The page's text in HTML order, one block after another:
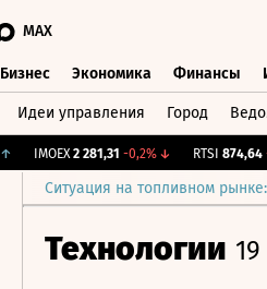
MAX
Бизнес Экономика Финансы
Идеи управления Город
IMOEX 2 281,31 -0,2%↓ RTSI 874,64 -
Ситуация на топливном
Технологии